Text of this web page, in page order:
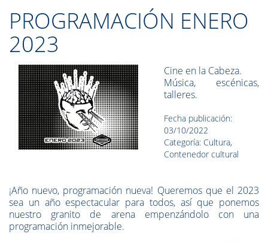
PROGRAMACIÓN ENERO
2023
Cine en la Cabeza.
Música, escénicas,
talleres.
Fecha publicación:
03/10/2022
Categoría: Cultura,
Contenedor cultural
¡Año nuevo, programación nueva! Queremos que el 2023
sea un año espectacular para todos, así que ponemos
nuestro granito de arena empenzándolo con una
programación inmejorable.